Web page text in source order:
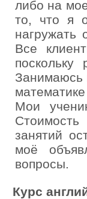
либо на
то, что я
нагружать
Все
Занимаюсь
Мои
занятий
моё
вопросы.
Курс